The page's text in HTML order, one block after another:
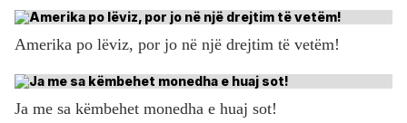
Amerika po lëviz, por jo në një drejtim të vetëm!
Ja me sa këmbehet monedha e huaj sot!